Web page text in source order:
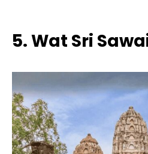
5. Wat Sri